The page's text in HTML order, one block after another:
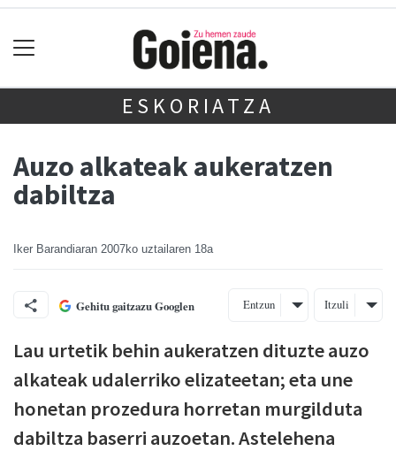
ESKORIATZA
Auzo alkateak aukeratzen
dabiltza
Iker Barandiaran 2007ko uztailaren 18a
Gehitu gaitzazu Googlen Entzun Itzuli
Lau urtetik behin aukeratzen dituzte auzo
alkateak udalerriko elizateetan; eta une
honetan prozedura horretan murgilduta
dabiltza baserri auzoetan. Astelehena